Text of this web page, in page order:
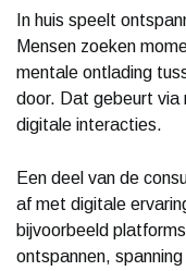
In huis speelt
Mensen zoeken
mentale ontlading
door. Dat gebeurt via
digitale interacties.
Een deel van de
af met digitale
bijvoorbeeld
ontspannen,